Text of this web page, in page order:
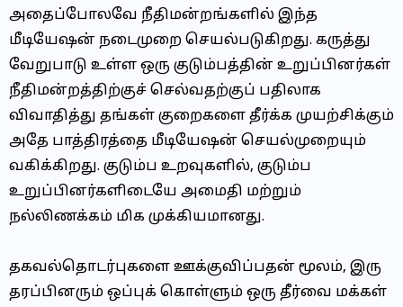
அதைப்போலவே நீதிமன்றங்களில் இந்த
மீடியேஷன் நடைமுறை செயல்படுகிறது. கருத்து
வேறுபாடு உள்ள ஒரு குடும்பத்தின் உறுப்பினர்கள்
நீதிமன்றத்திற்குச் செல்வதற்குப் பதிலாக
விவாதித்து தங்கள் குறைகளை தீர்க்க முயற்சிக்கும்
அதே பாத்திரத்தை மீடியேஷன் செயல்முறையும்
வகிக்கிறது. குடும்ப உறவுகளில், குடும்ப
உறுப்பினர்களிடையே அமைதி மற்றும்
நல்லிணக்கம் மிக முக்கியமானது.
தகவல்தொடர்புகளை ஊக்குவிப்பதன் மூலம், இரு
தரப்பினரும் ஒப்புக் கொள்ளும் ஒரு தீர்வை மக்கள்